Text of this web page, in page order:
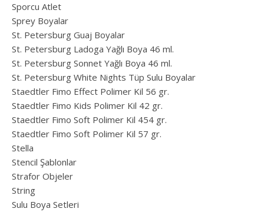
Sporcu Atlet
Sprey Boyalar
St. Petersburg Guaj Boyalar
St. Petersburg Ladoga Yağlı Boya 46 ml.
St. Petersburg Sonnet Yağlı Boya 46 ml.
St. Petersburg White Nights Tüp Sulu Boyalar
Staedtler Fimo Effect Polimer Kil 56 gr.
Staedtler Fimo Kids Polimer Kil 42 gr.
Staedtler Fimo Soft Polimer Kil 454 gr.
Staedtler Fimo Soft Polimer Kil 57 gr.
Stella
Stencil Şablonlar
Strafor Objeler
String
Sulu Boya Setleri